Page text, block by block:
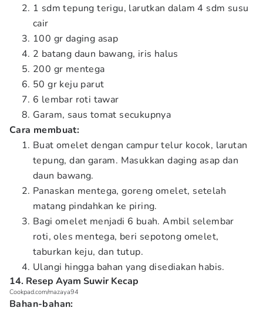
1 sdm tepung terigu, larutkan dalam 4 sdm susu
cair
100 gr daging asap
2 batang daun bawang, iris halus
200 gr mentega
50 gr keju parut
6 lembar roti tawar
Garam, saus tomat secukupnya
Cara membuat:
Buat omelet dengan campur telur kocok, larutan
tepung, dan garam. Masukkan daging asap dan
daun bawang.
Panaskan mentega, goreng omelet, setelah
matang pindahkan ke piring.
Bagi omelet menjadi 6 buah. Ambil selembar
roti, oles mentega, beri sepotong omelet,
taburkan keju, dan tutup.
Ulangi hingga bahan yang disediakan habis.
14. Resep Ayam Suwir Kecap
Cookpad.com/mazaya94
Bahan-bahan: